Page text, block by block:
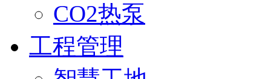
CO2热泵
工程管理